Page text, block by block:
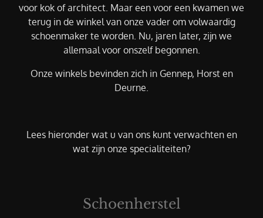
voor kok of architect. Maar een voor een kwamen we
terug in de winkel van onze vader om volwaardig
schoenmaker te worden. Nu, jaren later, zijn we
allemaal voor onszelf begonnen.
Onze winkels bevinden zich in Gennep, Horst en
Deurne.
Lees hieronder wat u van ons kunt verwachten en
wat zijn onze specialiteiten?
Schoenherstel